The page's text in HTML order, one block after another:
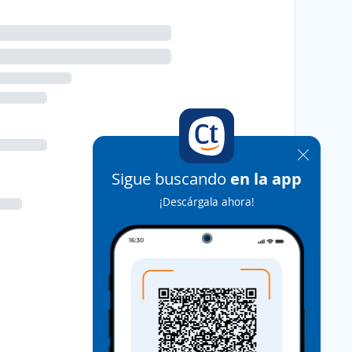
Sigue buscando en la app
¡Descárgala ahora!